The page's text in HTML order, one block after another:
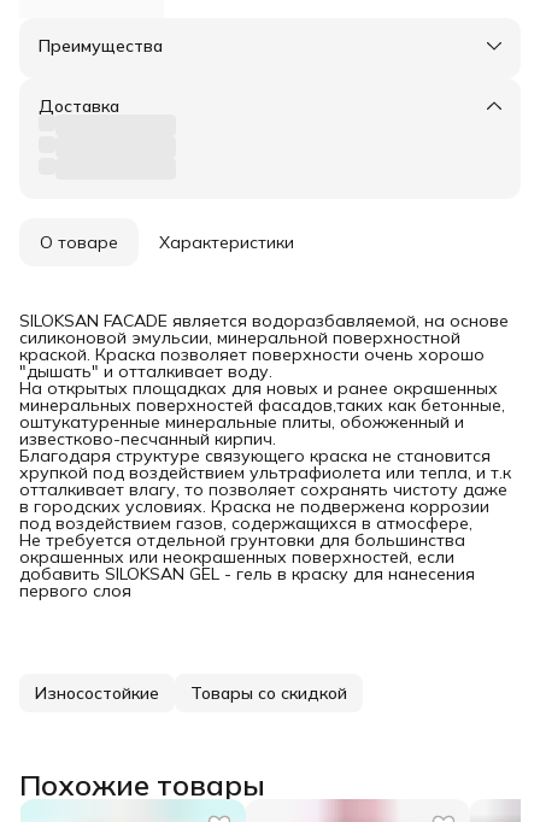
Преимущества
Оплата частями в Сплит
Удобный возврат
Доставка
О товаре Характеристики
SILOKSAN FACADE является водоразбавляемой, на основе
силиконовой эмульсии, минеральной поверхностной
краской. Краска позволяет поверхности очень хорошо
"дышать" и отталкивает воду.
На открытых площадках для новых и ранее окрашенных
минеральных поверхностей фасадов,таких как бетонные,
оштукатуренные минеральные плиты, обожженный и
известково-песчанный кирпич.
Благодаря структуре связующего краска не становится
хрупкой под воздействием ультрафиолета или тепла, и т.к
отталкивает влагу, то позволяет сохранять чистоту даже
в городских условиях. Краска не подвержена коррозии
под воздействием газов, содержащихся в атмосфере,
Не требуется отдельной грунтовки для большинства
окрашенных или неокрашенных поверхностей, если
добавить SILOKSAN GEL - гель в краску для нанесения
первого слоя
Износостойкие Товары со скидкой
Похожие товары